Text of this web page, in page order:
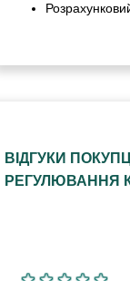
ВІДГУКИ
РЕГУЛЮВАННЯ